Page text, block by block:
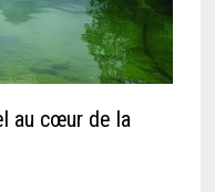
au cœur de la